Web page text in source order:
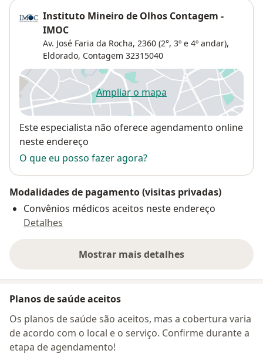
Instituto Mineiro de Olhos Contagem -
IMOC
Av. José Faria da Rocha, 2360 (2°, 3º e 4º andar),
Eldorado, Contagem 32315040
Ampliar o mapaabre num novo separador
Disponibilidade
Este especialista não oferece agendamento online
neste endereço
O que eu posso fazer agora?
Modalidades de pagamento (visitas privadas)
Convênios médicos aceitos neste endereço
Detalhes
Mostrar mais detalhes
sobre o endereço
Planos de saúde aceitos
Os planos de saúde são aceitos, mas a cobertura varia
de acordo com o local e o serviço. Confirme durante a
etapa de agendamento!